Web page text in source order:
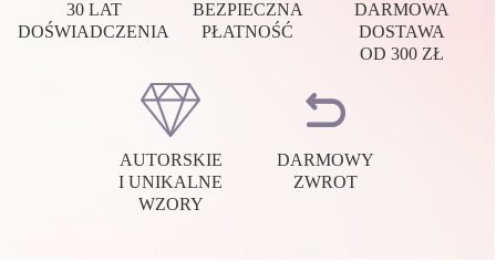
30 LAT
DOŚWIADCZENIA
BEZPIECZNA
PŁATNOŚĆ
DARMOWA
DOSTAWA
OD 300 ZŁ
AUTORSKIE
I UNIKALNE
WZORY
DARMOWY
ZWROT